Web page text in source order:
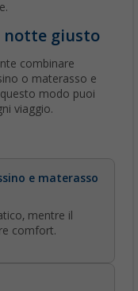
notte giusto
combinare
o materasso e
modo puoi
viaggio.
e materasso
mentre il
comfort.